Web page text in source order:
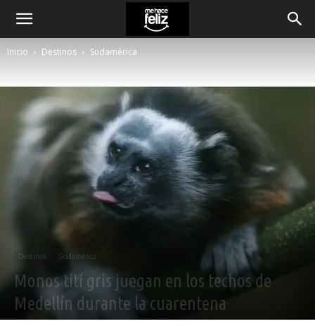
Inicio Destinos Sudamérica
Destinos Sudamérica
Monos tití gris juegan en los techos de
Medellín durante la cuarentena